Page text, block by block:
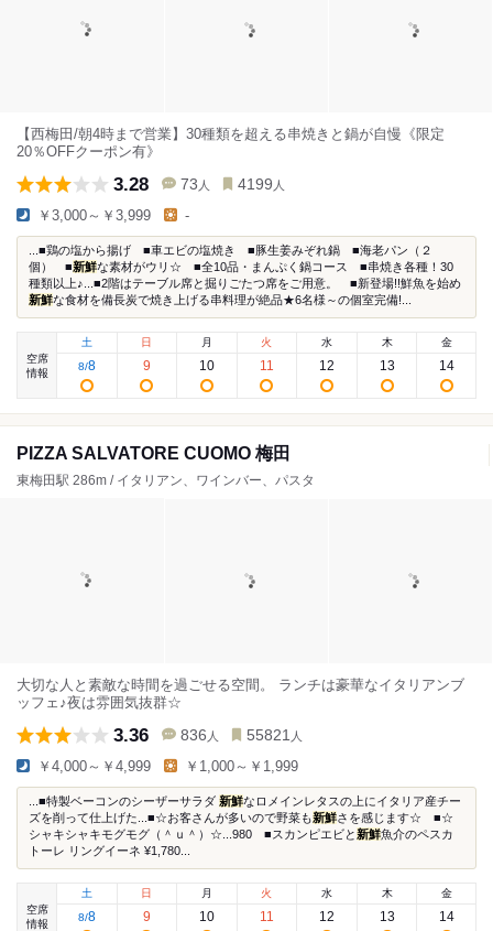
【西梅田/朝4時まで営業】30種類を超える串焼きと鍋が自慢《限定
20％OFFクーポン有》
3.28 73 人 4199 人
￥3,000～￥3,999 -
...■鶏の塩から揚げ ■車エビの塩焼き ■豚生姜みぞれ鍋 ■海老パン（２
個） ■新鮮な素材がウリ☆ ■全10品・まんぷく鍋コース ■串焼き各種！30
種類以上♪...■2階はテーブル席と掘りごたつ席をご用意。 ■新登場!!鮮魚を始め
新鮮な食材を備長炭で焼き上げる串料理が絶品★6名様～の個室完備!...
空席
情報
土
8/8
日
9
月
10
火
11
水
12
木
13
金
14
PIZZA SALVATORE CUOMO 梅田
東梅田駅 286m / イタリアン、ワインバー、パスタ
大切な人と素敵な時間を過ごせる空間。 ランチは豪華なイタリアンブ
ッフェ♪夜は雰囲気抜群☆
3.36 836 人 55821 人
￥4,000～￥4,999 ￥1,000～￥1,999
...■特製ベーコンのシーザーサラダ 新鮮なロメインレタスの上にイタリア産チー
ズを削って仕上げた...■☆お客さんが多いので野菜も新鮮さを感じます☆ ■☆
シャキシャキモグモグ（＾ｕ＾）☆...980 ■スカンピエビと新鮮魚介のペスカ
トーレ リングイーネ ¥1,780...
空席
情報
土
8/8
日
9
月
10
火
11
水
12
木
13
金
14